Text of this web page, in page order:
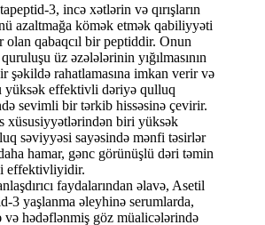
3, incə xətlərin və qırışların
azaltmağa kömək etmək qabiliyyəti
olan qabaqcıl bir peptiddir. Onun
üz əzələlərinin yığılmasının
şəkildə rahatlamasına imkan verir və
yüksək effektivli dəriyə qulluq
sevimli bir tərkib hissəsinə çevirir.
xüsusiyyətlərindən biri yüksək
səviyyəsi sayəsində mənfi təsirlər
hamar, gənc görünüşlü dəri təmin
effektivliyidir.
faydalarından əlavə, Asetil
3 yaşlanma əleyhinə serumlarda,
və hədəflənmiş göz müalicələrində